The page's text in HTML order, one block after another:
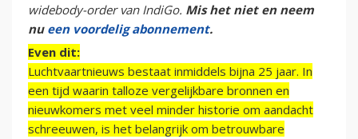
widebody-order van IndiGo. Mis het niet en neem
nu een voordelig abonnement.
Even dit:
Luchtvaartnieuws bestaat inmiddels bijna 25 jaar. In
een tijd waarin talloze vergelijkbare bronnen en
nieuwkomers met veel minder historie om aandacht
schreeuwen, is het belangrijk om betrouwbare